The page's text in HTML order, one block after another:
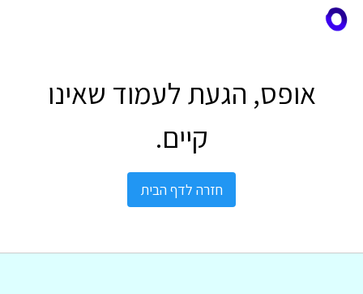
אופס, הגעת לעמוד שאינו
קיים.
חזרה לדף הבית